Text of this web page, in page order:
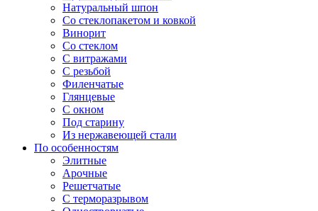
Натуральный шпон
Со стеклопакетом и ковкой
Винорит
Со стеклом
С витражами
С резьбой
Филенчатые
Глянцевые
С окном
Под старину
Из нержавеющей стали
По особенностям
Элитные
Арочные
Решетчатые
С терморазрывом